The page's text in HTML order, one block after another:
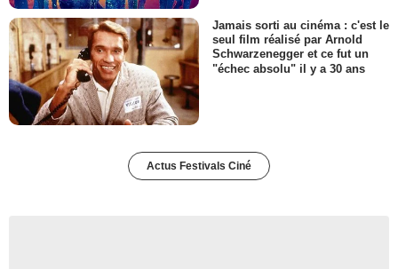
Jamais sorti au cinéma : c'est le
seul film réalisé par Arnold
Schwarzenegger et ce fut un
"échec absolu" il y a 30 ans
Actus Festivals Ciné